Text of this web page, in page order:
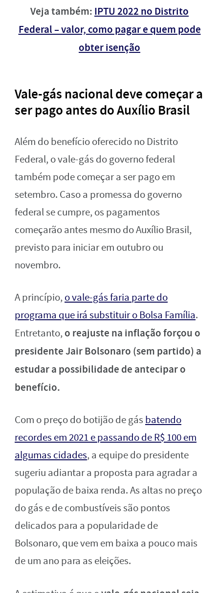
Veja também: IPTU 2022 no Distrito
Federal – valor, como pagar e quem pode
obter isenção
Vale-gás nacional deve começar a
ser pago antes do Auxílio Brasil
Além do benefício oferecido no Distrito
Federal, o vale-gás do governo federal
também pode começar a ser pago em
setembro. Caso a promessa do governo
federal se cumpre, os pagamentos
começarão antes mesmo do Auxílio Brasil,
previsto para iniciar em outubro ou
novembro.
A princípio, o vale-gás faria parte do
programa que irá substituir o Bolsa Família.
Entretanto, o reajuste na inflação forçou o
presidente Jair Bolsonaro (sem partido) a
estudar a possibilidade de antecipar o
benefício.
Com o preço do botijão de gás batendo
recordes em 2021 e passando de R$ 100 em
algumas cidades, a equipe do presidente
sugeriu adiantar a proposta para agradar a
população de baixa renda. As altas no preço
do gás e de combustíveis são pontos
delicados para a popularidade de
Bolsonaro, que vem em baixa a pouco mais
de um ano para as eleições.